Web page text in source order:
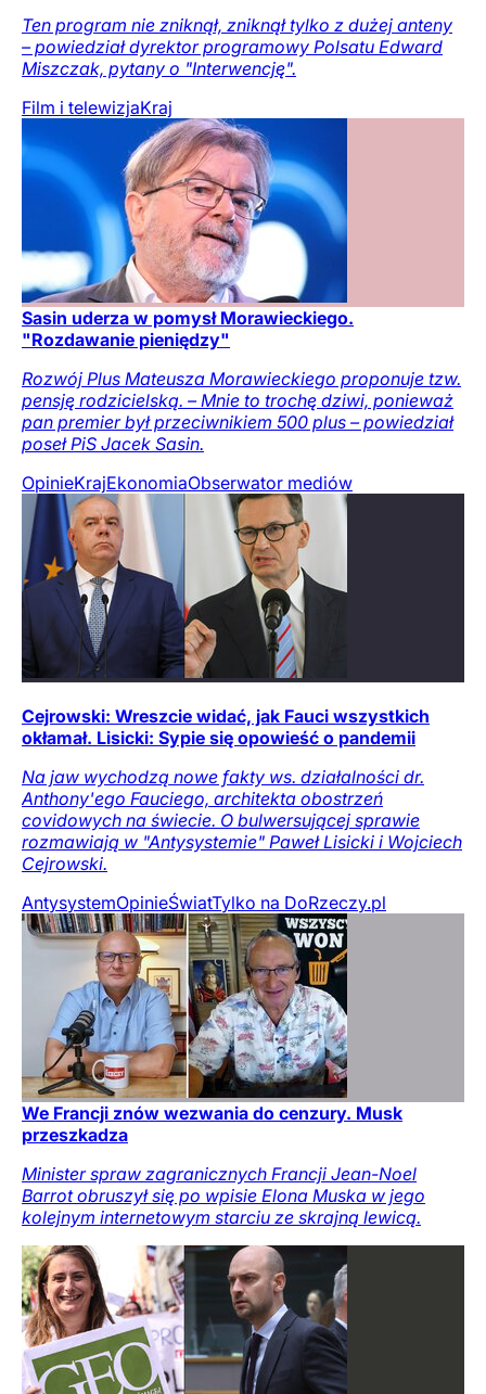
Ten program nie zniknął, zniknął tylko z dużej anteny
– powiedział dyrektor programowy Polsatu Edward
Miszczak, pytany o "Interwencję".
Film i telewizjaKraj
Sasin uderza w pomysł Morawieckiego.
"Rozdawanie pieniędzy"
Rozwój Plus Mateusza Morawieckiego proponuje tzw.
pensję rodzicielską. – Mnie to trochę dziwi, ponieważ
pan premier był przeciwnikiem 500 plus – powiedział
poseł PiS Jacek Sasin.
OpinieKrajEkonomiaObserwator mediów
Cejrowski: Wreszcie widać, jak Fauci wszystkich
okłamał. Lisicki: Sypie się opowieść o pandemii
Na jaw wychodzą nowe fakty ws. działalności dr.
Anthony'ego Fauciego, architekta obostrzeń
covidowych na świecie. O bulwersującej sprawie
rozmawiają w "Antysystemie" Paweł Lisicki i Wojciech
Cejrowski.
AntysystemOpinieŚwiatTylko na DoRzeczy.pl
We Francji znów wezwania do cenzury. Musk
przeszkadza
Minister spraw zagranicznych Francji Jean-Noel
Barrot obruszył się po wpisie Elona Muska w jego
kolejnym internetowym starciu ze skrajną lewicą.